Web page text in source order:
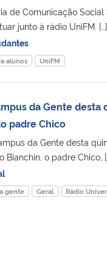
de Comunicação
junto à rádio UniFM. […]
alunos UniFM
da Gente desta
padre Chico
da Gente desta
Bianchin, o padre Chico,
gente Geral Rádio